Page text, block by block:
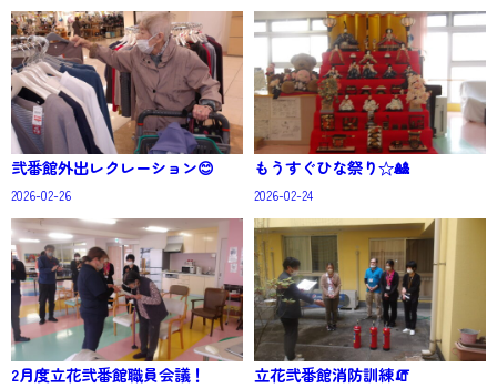
弐番館外出レクレーション😊
2026-02-26
もうすぐひな祭り☆🎎
2026-02-24
2月度立花弐番館職員会議！ 立花弐番館消防訓練🧯